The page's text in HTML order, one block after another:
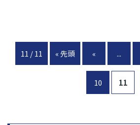
11 / 11 « 先頭 « ...
10 11